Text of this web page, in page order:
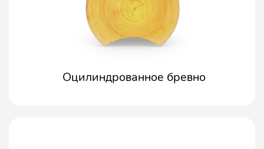
Оцилиндрованное бревно